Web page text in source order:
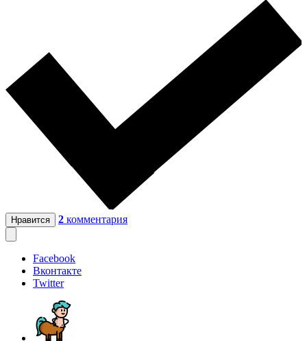
Нравится 2 комментария
Facebook
Вконтакте
Twitter